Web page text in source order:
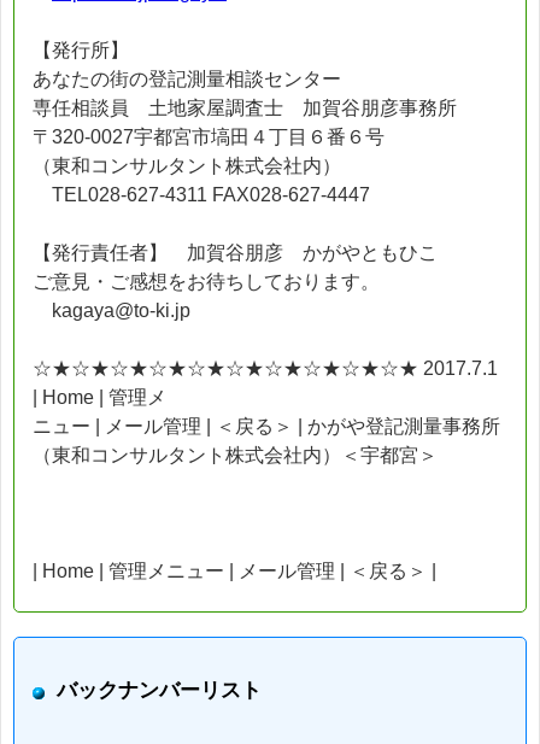
【発行所】
あなたの街の登記測量相談センター
専任相談員 土地家屋調査士 加賀谷朋彦事務所
〒320-0027宇都宮市塙田４丁目６番６号
（東和コンサルタント株式会社内）
TEL028-627-4311 FAX028-627-4447
【発行責任者】 加賀谷朋彦 かがやともひこ
ご意見・ご感想をお待ちしております。
kagaya@to-ki.jp
☆★☆★☆★☆★☆★☆★☆★☆★☆★☆★ 2017.7.1
| Home | 管理メ
ニュー | メール管理 | ＜戻る＞ | かがや登記測量事務所
（東和コンサルタント株式会社内）＜宇都宮＞
| Home | 管理メニュー | メール管理 | ＜戻る＞ |
バックナンバーリスト